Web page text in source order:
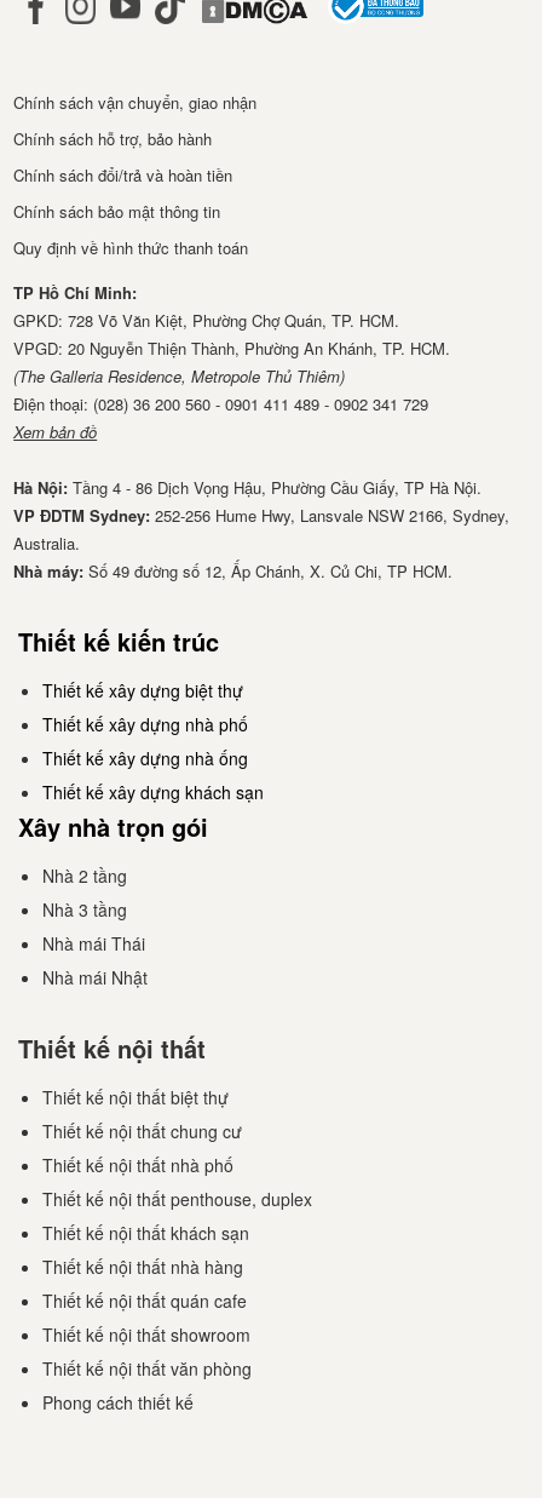
Chính sách vận chuyển, giao nhận
Chính sách hỗ trợ, bảo hành
Chính sách đổi/trả và hoàn tiền
Chính sách bảo mật thông tin
Quy định về hình thức thanh toán
TP Hồ Chí Minh:
GPKD: 728 Võ Văn Kiệt, Phường Chợ Quán, TP. HCM.
VPGD: 20 Nguyễn Thiện Thành, Phường An Khánh, TP. HCM.
(The Galleria Residence, Metropole Thủ Thiêm)
Điện thoại: (028) 36 200 560 - 0901 411 489 - 0902 341 729
Xem bản đồ
Hà Nội:Tầng 4 - 86 Dịch Vọng Hậu, Phường Cầu Giấy, TP Hà Nội.
VP ĐDTM Sydney: 252-256 Hume Hwy, Lansvale NSW 2166, Sydney,
Australia.
Nhà má​y: Số 49 đường số 12, Ấp Chánh, X. Củ Chi, TP HCM.
Thiết kế kiến trúc
Thiết kế xây dựng biệt thự
Thiết kế xây dựng nhà phố
Thiết kế xây dựng nhà ống
Thiết kế xây dựng khách sạn
Xây nhà trọn gói
Nhà 2 tầng
Nhà 3 tầng
Nhà mái Thái
Nhà mái Nhật
Thiết kế nội thất
Thiết kế nội thất biệt thự
Thiết kế nội thất chung cư
Thiết kế nội thất nhà phố
Thiết kế nội thất penthouse, duplex
Thiết kế nội thất khách sạn
Thiết kế nội thất nhà hàng
Thiết kế nội thất quán cafe
Thiết kế nội thất showroom
Thiết kế nội thất văn phòng
Phong cách thiết kế